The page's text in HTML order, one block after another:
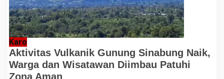
Karo
Aktivitas Vulkanik Gunung Sinabung Naik,
Warga dan Wisatawan Diimbau Patuhi
Zona Aman